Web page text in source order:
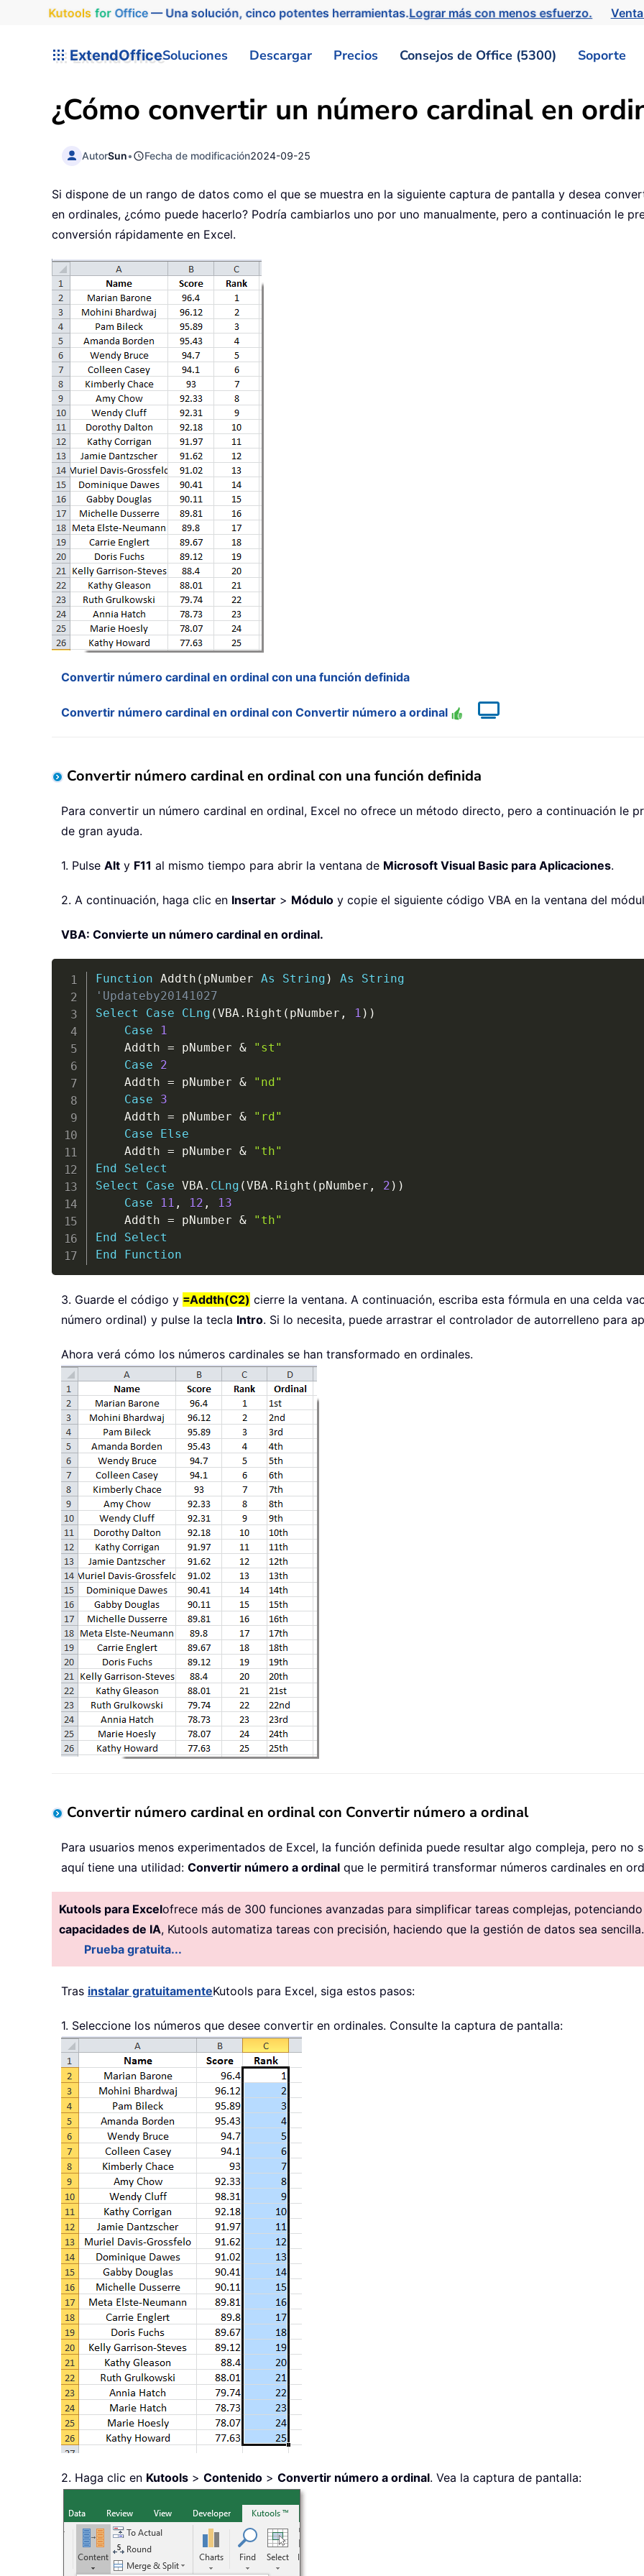
Kutools for Office— Una solución, cinco potentes herramientas.Lograr más con menos esfuerzo.
ExtendOfficeSoluciones Descargar Precios Consejos de Office (5300) Soporte
¿Cómo convertir un número cardinal en
AutorSun• Fecha de modificación2024-09-25
Si dispone de un rango de datos como el que se muestra en la siguiente captura de pantalla y desea
en ordinales, ¿cómo puede hacerlo? Podría cambiarlos uno por uno manualmente, pero a continuación le
conversión rápidamente en Excel.
Convertir número cardinal en ordinal con una función definida
Convertir número cardinal en ordinal con Convertir número a ordinal
Convertir número cardinal en ordinal con una función definida
Para convertir un número cardinal en ordinal, Excel no ofrece un método directo, pero a continuación le
de gran ayuda.
1. Pulse Alt y F11 al mismo tiempo para abrir la ventana de Microsoft Visual Basic para Aplicaciones.
2. A continuación, haga clic en Insertar > Módulo y copie el siguiente código VBA en la ventana del
VBA: Convierte un número cardinal en ordinal.
Function Addth ( pNumber As String ) As
String
'Updateby20141027
Select
Case CLng (VBA. Right ( pNumber , 1 ) )
Case
1
    Addth
= pNumber &
"st"
Case
2
    Addth
= pNumber &
"nd"
Case
3
    Addth
= pNumber &
"rd"
Case
Else
    Addth
= pNumber &
"th"
End
Select
Select
Case VBA. CLng (VBA. Right ( pNumber , 2 ) )
Case
11 , 12 ,
13
    Addth
= pNumber &
"th"
End
Select
End
Function
3. Guarde el código y =Addth(C2) cierre la ventana. A continuación, escriba esta fórmula en una celda
número ordinal) y pulse la tecla Intro. Si lo necesita, puede arrastrar el controlador de autorrelleno para
Ahora verá cómo los números cardinales se han transformado en ordinales.
Convertir número cardinal en ordinal con Convertir número a ordinal
Para usuarios menos experimentados de Excel, la función definida puede resultar algo compleja, pero no
aquí tiene una utilidad: Convertir número a ordinal que le permitirá transformar números cardinales en
Kutools para Excelofrece más de 300 funciones avanzadas para simplificar tareas complejas,
capacidades de IA, Kutools automatiza tareas con precisión, haciendo que la gestión de datos sea sencilla.
Prueba gratuita...
Tras instalar gratuitamenteKutools para Excel, siga estos pasos:
1. Seleccione los números que desee convertir en ordinales. Consulte la captura de pantalla:
2. Haga clic en Kutools > Contenido > Convertir número a ordinal. Vea la captura de pantalla: